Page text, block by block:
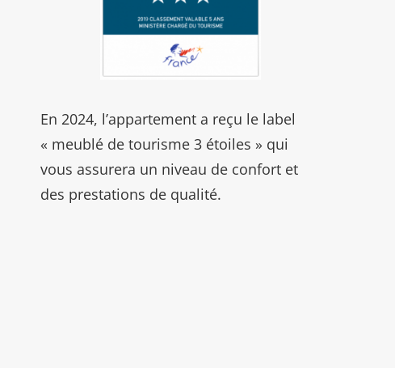
En 2024, l’appartement a reçu le label
« meublé de tourisme 3 étoiles » qui
vous assurera un niveau de confort et
des prestations de qualité.